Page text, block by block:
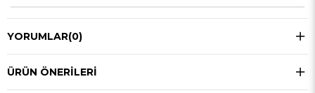
YORUMLAR(0)
ÜRÜN ÖNERILERI